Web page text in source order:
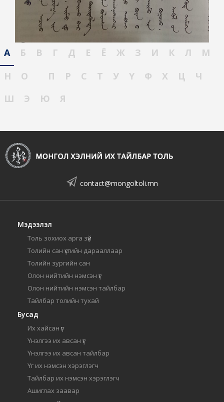
А Б В Г Д Е Ё Ж З И К Л
М
Н
О П Р С Т У Ү Ф Х Ц
Ч
Ш
Э Ю Я
contact@mongoltoli.mn
Мэдээлэл
Толь зохиох арга зүй
Толийн сан үсгийн дарааллаар
Толийн зургийн сан
Олон нийтийн нэмсэн үг
Олон нийтийн нэмсэн тайлбар
Тайлбар толийн тухай
Бусад
Их хайсан үг
Үнэлгээ их авсан үг
Үнэлгээ их авсан тайлбар
Үг их нэмсэн хэрэглэгч
Тайлбар их нэмсэн хэрэглэгч
Ашиглах заавар